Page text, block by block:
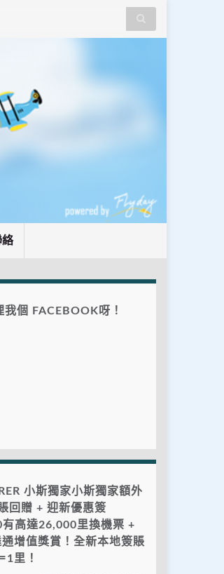
絡
我個 FACEBOOK呀！
小斯獨家小斯獨家額外
回贈 + 迎新優惠簽
高達26,000里換機票 +
增值獎賞！全新本地簽賬
1里！